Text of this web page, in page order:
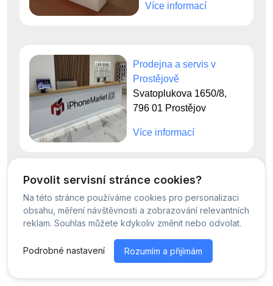
Povolit servisní stránce cookies?
Na této stránce používáme cookies pro personalizaci
obsahu, měření návštěvnosti a zobrazování relevantních
reklam. Souhlas můžete kdykoliv změnit nebo odvolat.
Podrobné nastavení Rozumím a přijímám
Více informací
Prodejna a servis v
Prostějově
Svatoplukova 1650/8,
796 01 Prostějov
Více informací
© Servis iPhoneMarket - 2026 -Všechna práva vyhrazena.
Běžíme na
MyRepair.app